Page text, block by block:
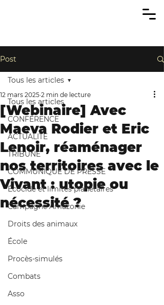
Post
Tous les articles
CONFÉRENCE
ACTUALITÉ
TRIBUNE
COMMUNIQUÉ DE PRESSE
Écocide et limites planétaires
Campagne Amazonie
Droits des animaux
École
Procès-simulés
Combats
Asso
Tous les articles
[Webinaire] Avec
Maeva Rodier et Eric
Lenoir, réaménager
nos territoires avec le
Vivant : utopie ou
nécessité ?
12 mars 2025 2 min de lecture